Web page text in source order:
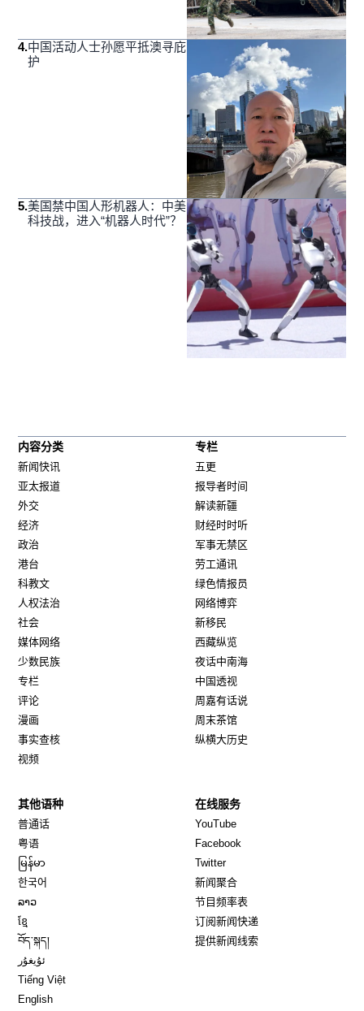
4.中国活动人士孙愿平抵澳寻庇
护
5.美国禁中国人形机器人：中美
科技战，进入“机器人时代”？
内容分类
新闻快讯
亚太报道
外交
经济
政治
港台
科教文
人权法治
社会
媒体网络
少数民族
专栏
评论
漫画
事实查核
视频
专栏
五更
报导者时间
解读新疆
财经时时听
军事无禁区
劳工通讯
绿色情报员
网络博弈
新移民
西藏纵览
夜话中南海
中国透视
周嘉有话说
周末茶馆
纵横大历史
其他语种
普通话
粤语
မြန်မာ
한국어
ລາວ
ខ្មែ
བོད་སྐད།
ئۇيغۇر
Tiếng Việt
English
在线服务
YouTube
Facebook
TwitterOpens in new window
新闻聚合
节目频率表
订阅新闻快递
提供新闻线索